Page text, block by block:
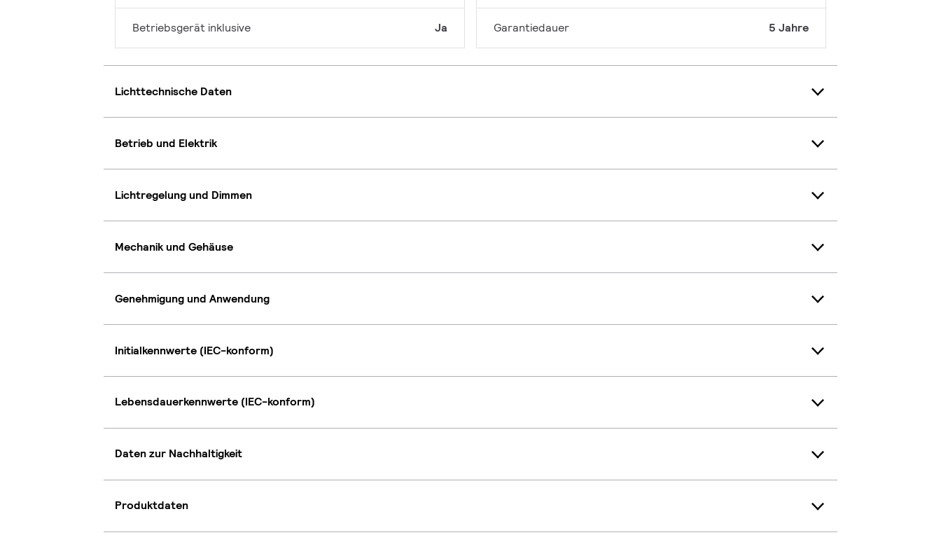
Betriebsgerät inklusive Ja Garantiedauer 5 Jahre
Lichttechnische Daten
Betrieb und Elektrik
Lichtregelung und Dimmen
Mechanik und Gehäuse
Genehmigung und Anwendung
Initialkennwerte (IEC-konform)
Lebensdauerkennwerte (IEC-konform)
Daten zur Nachhaltigkeit
Produktdaten